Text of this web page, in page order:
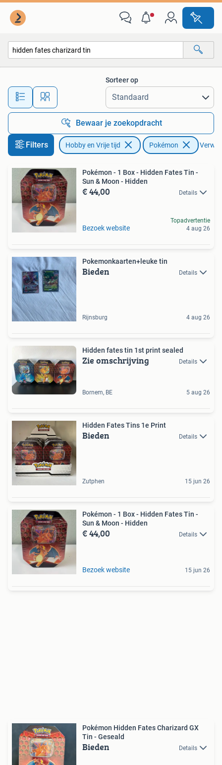
Alle afstanden…
Sorteer op
Bewaar je zoekopdracht
Filters Hobby en Vrije tijd Pokémon
Pokémon - 1 Box - Hidden Fates Tin -
Sun & Moon - Hidden
€ 44,00 Details
Bezoek website
Topadvertentie
4 aug 26
Pokemonkaarten+leuke tin
Bieden Details
Rijnsburg 4 aug 26
Hidden fates tin 1st print sealed
Zie omschrijving Details
Bornem, BE 5 aug 26
Hidden Fates Tins 1e Print
Bieden Details
Zutphen 15 jun 26
Pokémon - 1 Box - Hidden Fates Tin -
Sun & Moon - Hidden
€ 44,00 Details
Bezoek website 15 jun 26
Pokémon Hidden Fates Charizard GX
Tin - Geseald
Bieden Details